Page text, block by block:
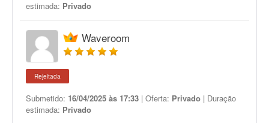
estimada: Privado
Waveroom
Rejeitada
Submetido: 16/04/2025 às 17:33 | Oferta: Privado | Duração
estimada: Privado